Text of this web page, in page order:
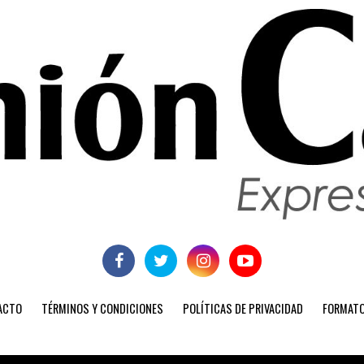
TÉRMINOS Y CONDICIONES POLÍTICAS DE PRIVACIDAD